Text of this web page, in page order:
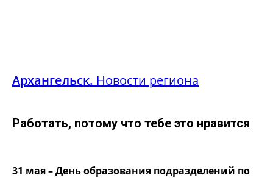
Архангельск. Новости региона
Работать, потому что тебе это нравится
31 мая – День образования подразделений по